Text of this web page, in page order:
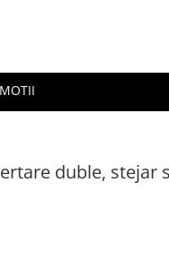
duble, stejar